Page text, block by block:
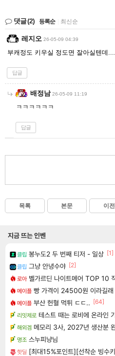
댓글(2) 등록순 최신순
레지오 26-05-09 04:39
부캐정도 키우실 정도면 잘아실텐데
답글
배정남 26-05-09 11:19
ㅋㅋㅋㅋㅋㅋ
답글
목록 본문 이전
지금 뜨는 인벤
클립 봉누도2 두 번째 티저 - 일상 [1]
클립 그냥 안녕수야 [2]
로아 벨가르딘 나이트메어 TOP 10
메이플 빵 가격이 24500원 이라길래
메이플 부산 헌혈 먹튀 ㄷㄷ.. [64]
리밋제로 테스트 때는 로비에 온라인
해외겜 메모리 3사, 2027년 생산분
명조 스누피냥님
핫딜 [최대15%포인트][선착순 빙수키트 증정]필립스 5000시